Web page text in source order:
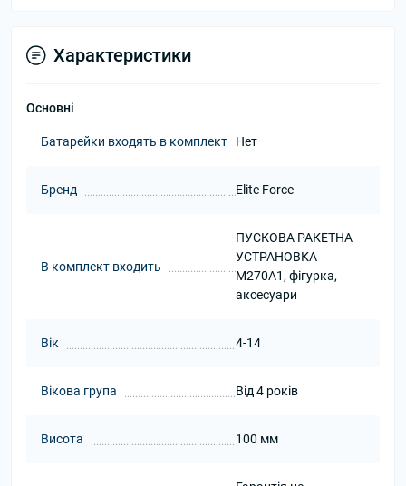
Характеристики
Основні
Батарейки входять в комплект Нет
Бренд Elite Force
В комплект входить
ПУСКОВА РАКЕТНА
УСТРАНОВКА
M270A1, фігурка,
аксесуари
Вік 4-14
Вікова група Від 4 років
Висота 100 мм